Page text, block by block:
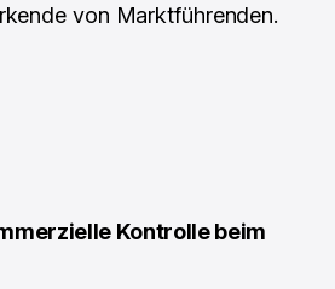
von Marktführenden.
Kontrolle beim